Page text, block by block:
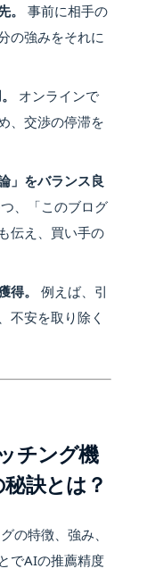
事前に相手の
の強みをそれに
オンラインで
、交渉の停滞を
」をバランス良
、「このブログ
伝え、買い手の
得。
例えば、引
不安を取り除く
チング機
訣とは？
の特徴、強み、
でAIの推薦精度